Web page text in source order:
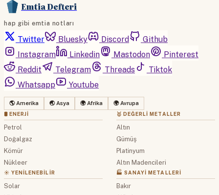
Emtia Defteri
hap gibi emtia notları
Twitter Bluesky Discord
Github
Instagram
Linkedin Mastodon
Pinterest
Reddit
Telegram Threads
Tiktok
Whatsapp
Youtube
🌎 Amerika 🌏 Asya 🌍 Afrika 🌍 Avrupa
🛢 ENERJI
Petrol
Doğalgaz
Kömür
Nükleer
☀️ YENILENEBILIR
Solar
🥇 DEĞERLI METALLER
Altın
Gümüş
Platinyum
Altın Madencileri
🏭 SANAYI METALLERI
Bakır